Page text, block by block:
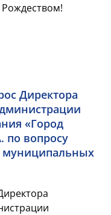
Директора
«Город
по вопросу
муниципальных